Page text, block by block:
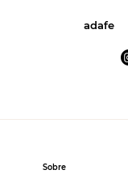
adafe
Sobre